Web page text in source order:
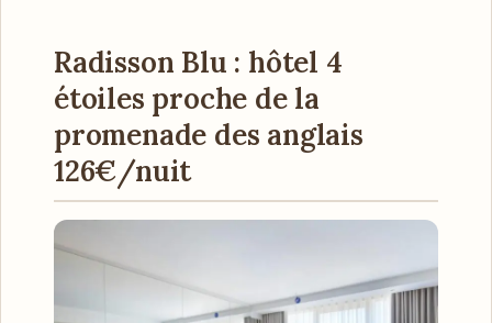
Radisson Blu : hôtel 4
étoiles proche de la
promenade des anglais
126€/nuit